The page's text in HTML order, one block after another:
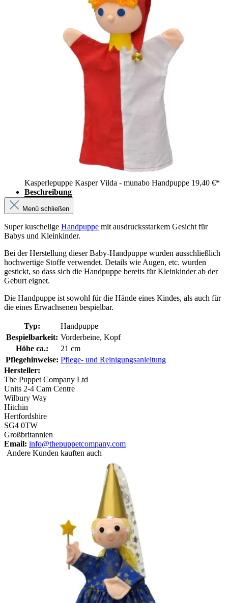
Kasperlepuppe Kasper Vilda - munabo Handpuppe 19,40 €*
Beschreibung
Menü schließen
Super kuschelige Handpuppe mit ausdrucksstarkem Gesicht für
Babys und Kleinkinder.
Bei der Herstellung dieser Baby-Handpuppe wurden ausschließlich
hochwertige Stoffe verwendet. Details wie Augen, etc. wurden
gestickt, so dass sich die Handpuppe bereits für Kleinkinder ab der
Geburt eignet.
Die Handpuppe ist sowohl für die Hände eines Kindes, als auch für
die eines Erwachsenen bespielbar.
Typ:
Handpuppe
Bespielbarkeit: Vorderbeine, Kopf
Höhe ca.:
21 cm
Pflegehinweise: Pflege- und Reinigungsanleitung
Hersteller:
The Puppet Company Ltd
Units 2-4 Cam Centre
Wilbury Way
Hitchin
Hertfordshire
SG4 0TW
Großbritannien
Email: info@thepuppetcompany.com
Andere Kunden kauften auch